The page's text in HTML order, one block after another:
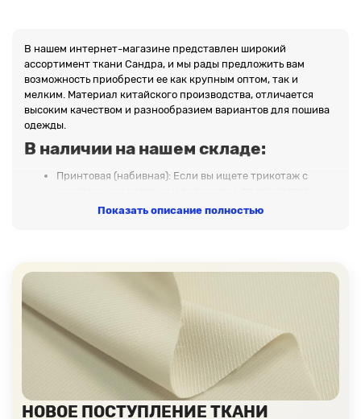
В нашем интернет-магазине представлен широкий
ассортимент ткани Сандра, и мы рады предложить вам
возможность приобрести ее как крупным оптом, так и
мелким. Материал китайского производства, отличается
высоким качеством и разнообразием вариантов для пошива
одежды.
В наличии на нашем складе:
Принтовая (набивная): Если вы ищете трикотаж с
Сандра — ваш выбор. Эта ткань подойдет для пошива
Трикотаж Сандра с люрексом: Этот блестящий
и идеально подходит для нарядов, которые
выделяются на любом мероприятии.
Состав указан в карточке товара, которые располагаются в
каталоге на сайте. Ширина 150 сантиметров.
Доставка по всем регионам России
и странам СНГ:
Показать описание полностью
НОВОЕ ПОСТУПЛЕНИЕ ТКАНИ